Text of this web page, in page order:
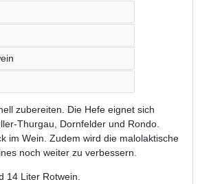
zubereiten. Die Hefe eignet sich
Thurgau, Dornfelder und Rondo.
im Wein. Zudem wird die malolaktische
noch weiter zu verbessern.
14 Liter Rotwein.